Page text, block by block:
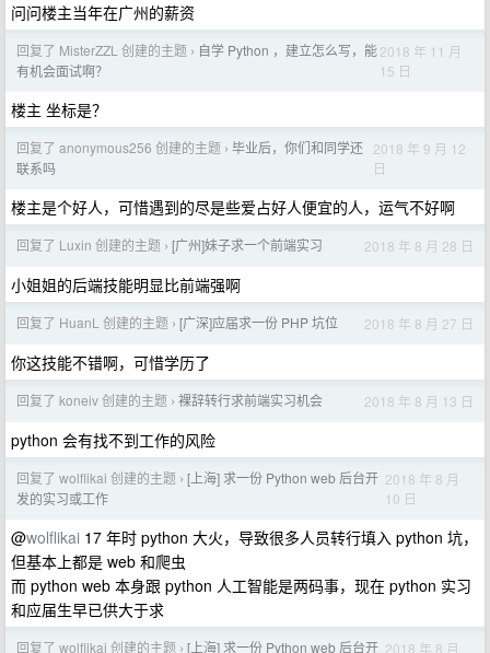
问问楼主当年在广州的薪资
回复了 MisterZZL 创建的主题 › 自学 Python ，建立怎么写，能
有机会面试啊？
2018 年 11 月
15 日
楼主 坐标是？
回复了 anonymous256 创建的主题 › 毕业后，你们和同学还
联系吗
2018 年 9 月 12
日
楼主是个好人，可惜遇到的尽是些爱占好人便宜的人，运气不好啊
回复了 Luxin 创建的主题 › [广州]妹子求一个前端实习 2018 年 8 月 28 日
小姐姐的后端技能明显比前端强啊
回复了 HuanL 创建的主题 › [广深]应届求一份 PHP 坑位 2018 年 8 月 27 日
你这技能不错啊，可惜学历了
回复了 koneiv 创建的主题 › 裸辞转行求前端实习机会 2018 年 8 月 13 日
python 会有找不到工作的风险
回复了 wolflikai 创建的主题 › [上海] 求一份 Python web 后台开
发的实习或工作
2018 年 8 月
10 日
@wolflikai 17 年时 python 大火，导致很多人员转行填入 python 坑，
但基本上都是 web 和爬虫
而 python web 本身跟 python 人工智能是两码事，现在 python 实习
和应届生早已供大于求
回复了 wolflikai 创建的主题 › [上海] 求一份 Python web 后台开 2018 年 8 月